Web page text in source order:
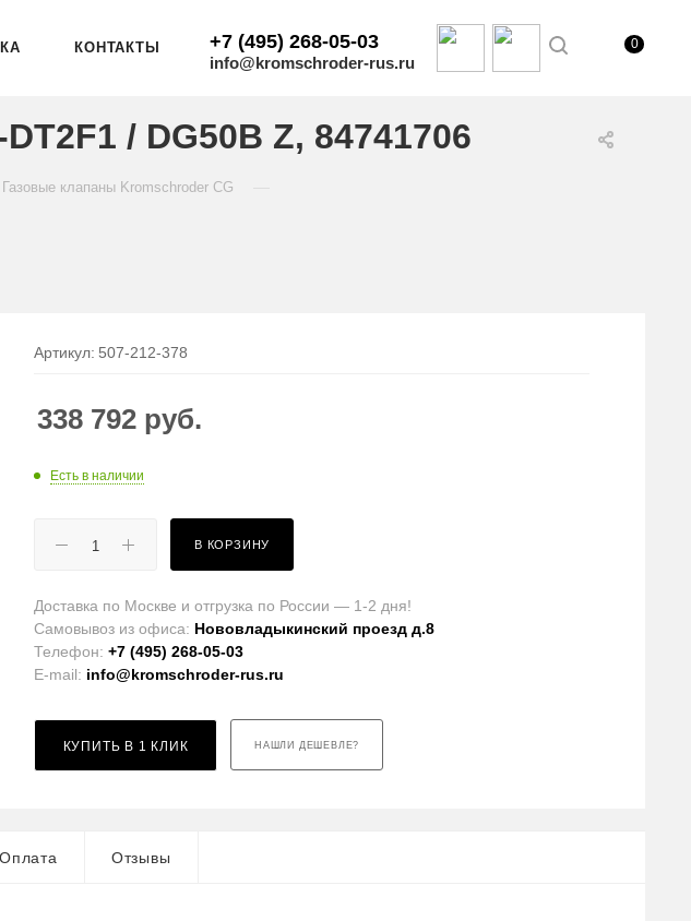
КОНТАКТЫ +7 (495) 268-05-03
info@kromschroder-rus.ru
0
/ DG50B Z, 84741706
Газовые клапаны Kromschroder CG
Артикул: 507-212-378
338 792 руб.
Есть в наличии
В КОРЗИНУ
Доставка по Москве и отгрузка по России — 1-2 дня!
Самовывоз из офиса: Нововладыкинский проезд д.8
Телефон:+7 (495) 268-05-03
E-mail: info@kromschroder-rus.ru
КУПИТЬ В 1 КЛИК НАШЛИ ДЕШЕВЛЕ?
Оплата Отзывы